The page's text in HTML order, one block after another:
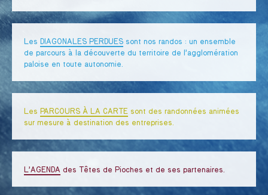
Les DIAGONALES PERDUES sont nos randos : un ensemble
de parcours à la découverte du territoire de l’agglomération
paloise en toute autonomie.
Les PARCOURS À LA CARTE sont des randonnées animées
sur mesure à destination des entreprises.
L’AGENDA des Têtes de Pioches et de ses partenaires.